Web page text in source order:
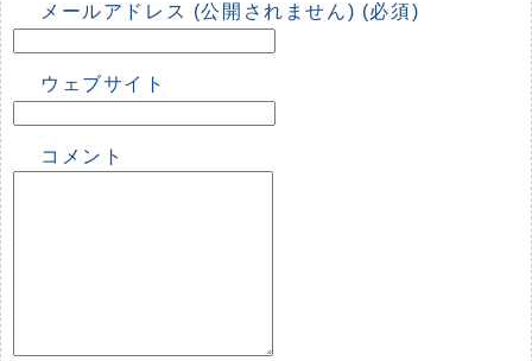
メールアドレス (公開されません) (必須)
ウェブサイト
コメント